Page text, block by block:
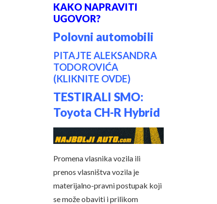
KAKO NAPRAVITI
UGOVOR?
Polovni automobili
PITAJTE ALEKSANDRA
TODOROVIĆA
(KLIKNITE OVDE)
TESTIRALI SMO:
Toyota CH-R Hybrid
Promena vlasnika vozila ili
prenos vlasništva vozila je
materijalno-pravni postupak koji
se može obaviti i prilikom